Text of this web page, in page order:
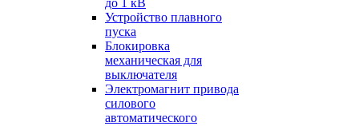
до 1 кВ
Устройство плавного
пуска
Блокировка
механическая для
выключателя
Электромагнит привода
силового
автоматического